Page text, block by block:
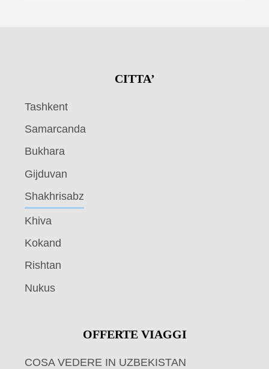
CITTA’
Tashkent
Samarcanda
Bukhara
Gijduvan
Shakhrisabz
Khiva
Kokand
Rishtan
Nukus
OFFERTE VIAGGI
COSA VEDERE IN UZBEKISTAN